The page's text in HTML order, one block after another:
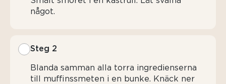
något.
Steg 2
Blanda samman alla torra ingredienserna
till muffinssmeten i en bunke. Knäck ner